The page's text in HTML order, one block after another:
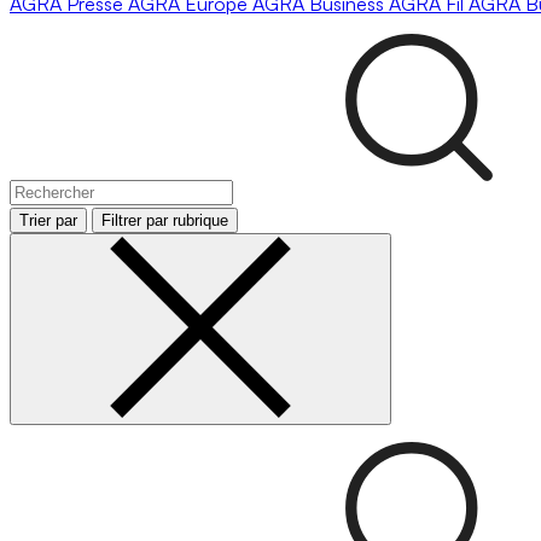
Trier par Filtrer par rubrique